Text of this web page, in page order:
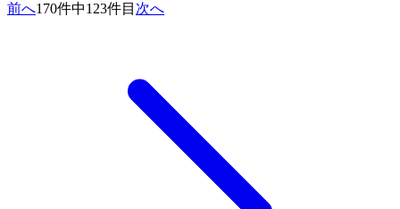
前へ170件中123件目 次へ